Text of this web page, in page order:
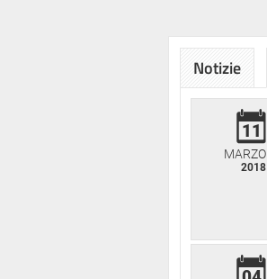
Notizie
11
MARZO
2018